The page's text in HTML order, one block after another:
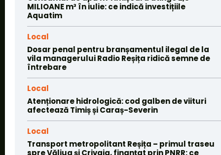
MILIOANE m³ în iulie: ce indică investițiile
Aquatim
Local
Dosar penal pentru branșamentul ilegal de la
vila managerului Radio Reșița ridică semne de
întrebare
Local
Atenționare hidrologică: cod galben de viituri
afectează Timiș și Caraș-Severin
Local
Transport metropolitant Reșița – primul traseu